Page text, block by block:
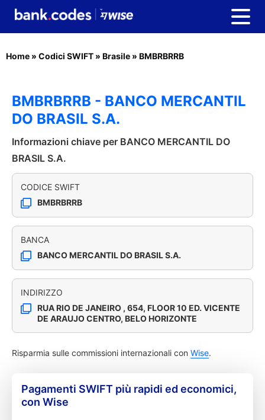
Home » Codici SWIFT » Brasile » BMBRBRRB
BMBRBRRB - BANCO MERCANTIL
DO BRASIL S.A.
Informazioni chiave per BANCO MERCANTIL DO
BRASIL S.A.
CODICE SWIFT
BMBRBRRB
BANCA
BANCO MERCANTIL DO BRASIL S.A.
INDIRIZZO
RUA RIO DE JANEIRO , 654, FLOOR 10 ED. VICENTE
DE ARAUJO CENTRO, BELO HORIZONTE
Risparmia sulle commissioni internazionali con Wise.
Pagamenti SWIFT più rapidi ed economici,
con Wise